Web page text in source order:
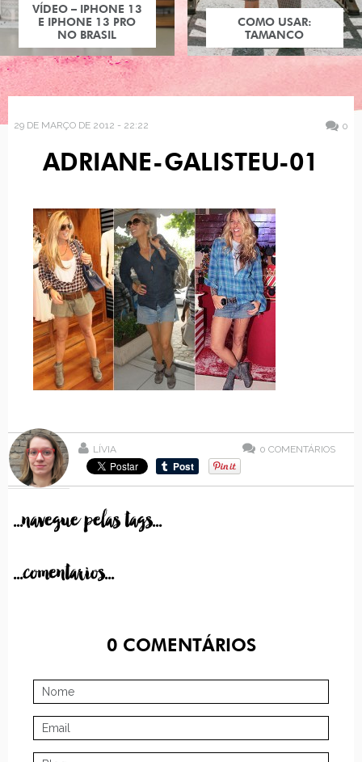
VÍDEO – IPHONE 13
E IPHONE 13 PRO
NO BRASIL
COMO USAR:
TAMANCO
29 DE MARÇO DE 2012 - 22:22 0
ADRIANE-GALISTEU-01
LÍVIA 0 COMENTÁRIOS
...navegue pelas tags...
...comentarios...
0COMENTÁRIOS